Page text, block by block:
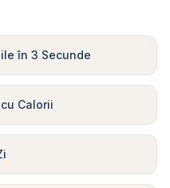
în 3 Secunde
Calorii